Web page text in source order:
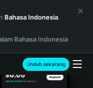
Bahasa Indonesia.
Bahasa Indonesia
Unduh sekarang